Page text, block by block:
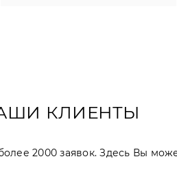
КЛИЕНТЫ
2000 заявок. Здесь Вы